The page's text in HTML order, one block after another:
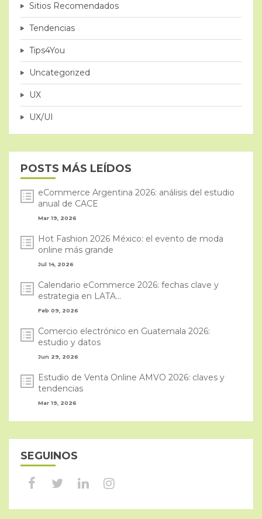
Sitios Recomendados
Tendencias
Tips4You
Uncategorized
UX
UX/UI
POSTS MÁS LEÍDOS
eCommerce Argentina 2026: análisis del estudio
anual de CACE
Mar 19, 2026
Hot Fashion 2026 México: el evento de moda
online más grande
Jul 14, 2026
Calendario eCommerce 2026: fechas clave y
estrategia en LATA...
Feb 09, 2026
Comercio electrónico en Guatemala 2026:
estudio y datos
Jun 29, 2026
Estudio de Venta Online AMVO 2026: claves y
tendencias
Mar 19, 2026
SEGUINOS